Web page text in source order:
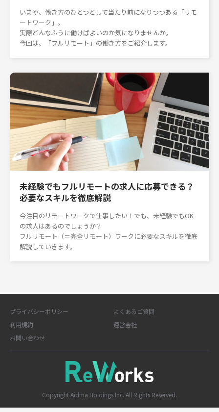
いまや、働き方のひとつとして当たり前になりつつある「リモ
ートワーク」。
実際どんなふうに働けばよいのか気になりませんか。
今回は、「フルリモート」の働き方をご紹介します。
未経験でもフルリモートの求人に応募できる？
必要なスキルを徹底解説
今注目のリモートワークで仕事したい！でも、未経験でもOK
の求人はあるのでしょうか？
フルリモート（＝完全リモート）ワークに必要なスキルを徹底
解説していきます。
プライバシーポリシー
よくあるご質問
利用規約
運営会社
お問い合わせ
Copyright Aidma Holdings Inc. All Rights Reserved.